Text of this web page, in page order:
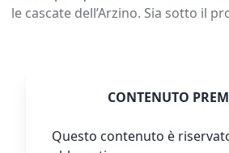
le cascate dell’Arzino. Sia sotto il
CONTENUTO
Questo contenuto è